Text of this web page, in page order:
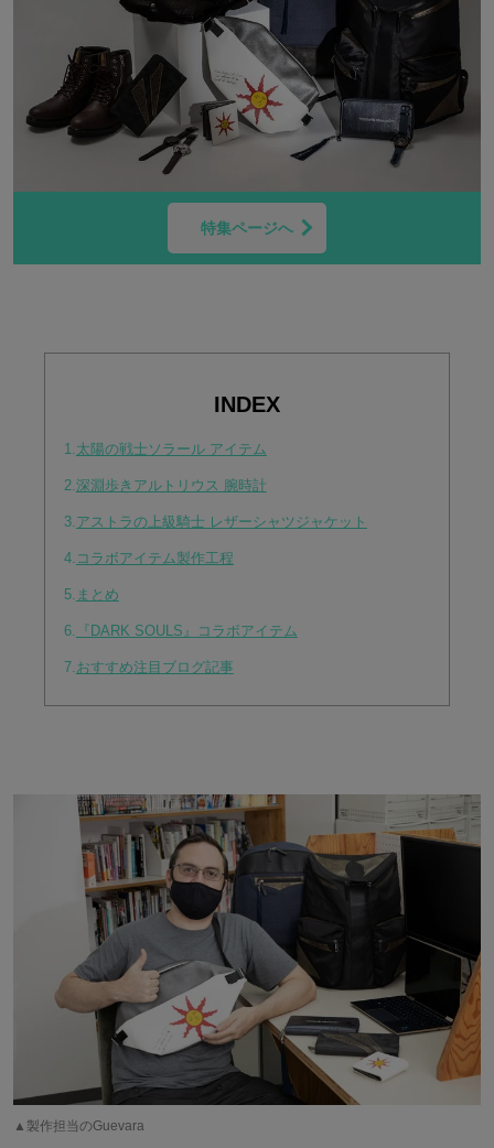
特集ページへ
INDEX
1. 太陽の戦士ソラール アイテム
2. 深淵歩きアルトリウス 腕時計
3. アストラの上級騎士 レザーシャツジャケット
4. コラボアイテム製作工程
5. まとめ
6. 『DARK SOULS』コラボアイテム
7. おすすめ注目ブログ記事
▲製作担当のGuevara